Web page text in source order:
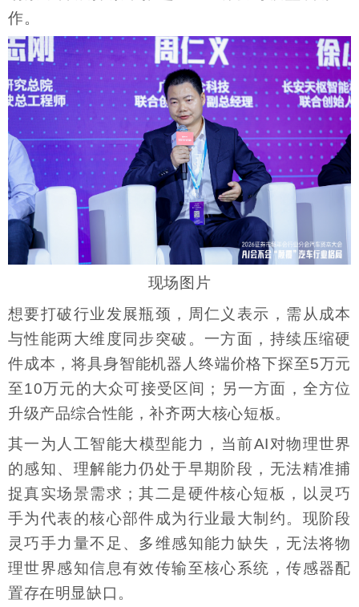
作。
现场图片
想要打破行业发展瓶颈，周仁义表示，需从成本
与性能两大维度同步突破。一方面，持续压缩硬
件成本，将具身智能机器人终端价格下探至5万元
至10万元的大众可接受区间；另一方面，全方位
升级产品综合性能，补齐两大核心短板。
其一为人工智能大模型能力，当前AI对物理世界
的感知、理解能力仍处于早期阶段，无法精准捕
捉真实场景需求；其二是硬件核心短板，以灵巧
手为代表的核心部件成为行业最大制约。现阶段
灵巧手力量不足、多维感知能力缺失，无法将物
理世界感知信息有效传输至核心系统，传感器配
置存在明显缺口。